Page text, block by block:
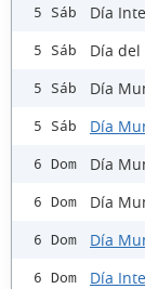
5 Sáb Día
5 Sáb Día
5 Sáb Día
5 Sáb Día
6 Dom Día
6 Dom Día
6 Dom Día
6 Dom Día